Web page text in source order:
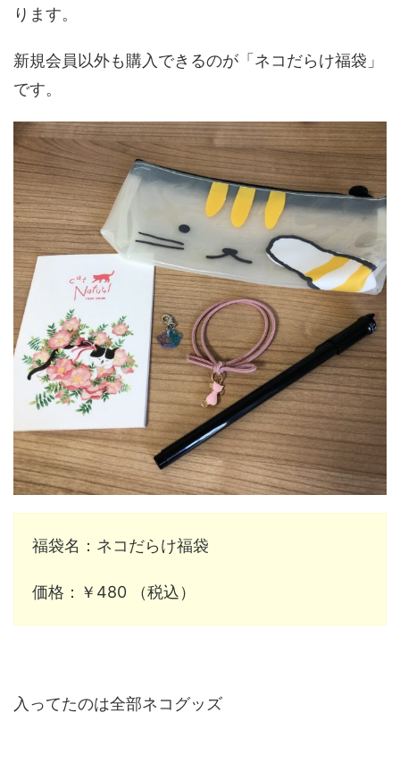
ります。
新規会員以外も購入できるのが「ネコだらけ福袋」
です。
福袋名：ネコだらけ福袋
価格：￥480 （税込）
入ってたのは全部ネコグッズ